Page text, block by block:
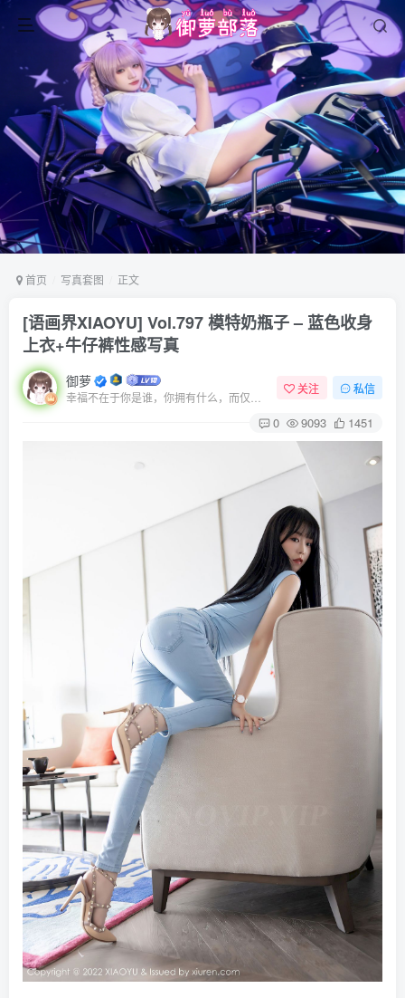
首页 写真套图 正文
[语画界XIAOYU] Vol.797 模特奶瓶子 – 蓝色收身
上衣+牛仔裤性感写真
御萝 关注 私信
0 9093 1451